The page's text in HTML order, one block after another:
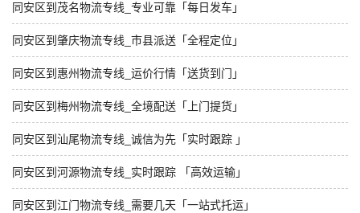
同安区到茂名物流专线_专业可靠「每日发车」
同安区到肇庆物流专线_市县派送「全程定位」
同安区到惠州物流专线_运价行情「送货到门」
同安区到梅州物流专线_全境配送「上门提货」
同安区到汕尾物流专线_诚信为先「实时跟踪 」
同安区到河源物流专线_实时跟踪 「高效运输」
同安区到江门物流专线_需要几天「一站式托运」